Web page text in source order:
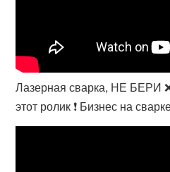
Лазерная сварка, НЕ БЕРИ
этот ролик ❗ Бизнес на